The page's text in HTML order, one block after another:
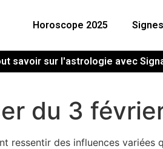
Horoscope 2025
savoir sur l'astrologie avec
du 3
ressentir des influences